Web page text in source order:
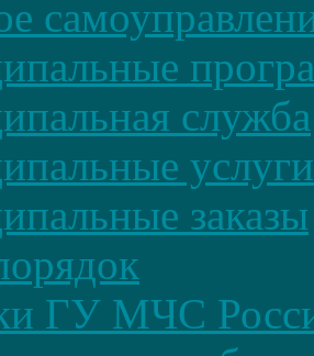
служба
услуги
заказы
ГУ МЧС